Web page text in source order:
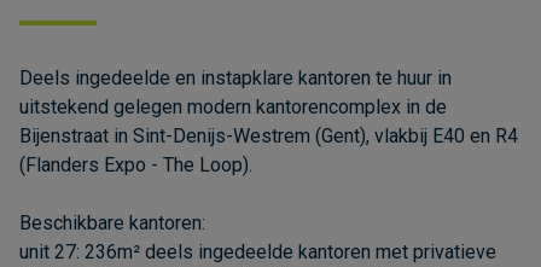
Deels ingedeelde en instapklare kantoren te huur in
uitstekend gelegen modern kantorencomplex in de
Bijenstraat in Sint-Denijs-Westrem (Gent), vlakbij E40 en R4
(Flanders Expo - The Loop).
Beschikbare kantoren:
unit 27: 236m² deels ingedeelde kantoren met privatieve